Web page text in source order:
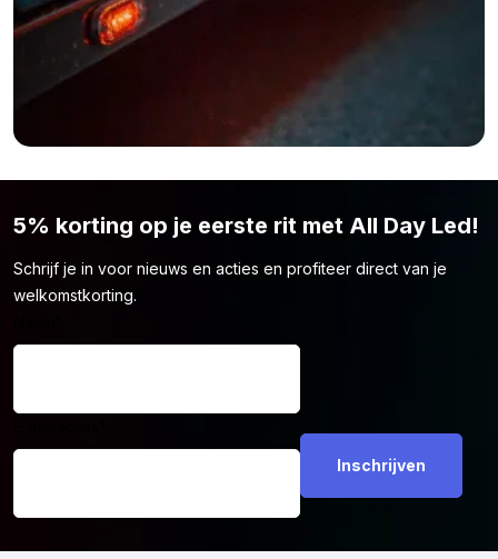
5% korting op je eerste rit met All Day Led!
Schrijf je in voor nieuws en acties en profiteer direct van je
welkomstkorting.